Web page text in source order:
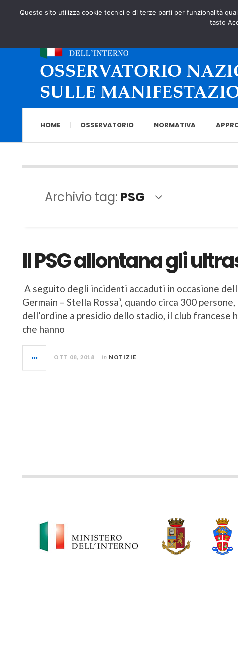
HOME OSSERVATORIO NORMATIVA
Archivio tag: PSG
Il PSG allontana gli
A seguito degli incidenti accaduti in occasione
Germain – Stella Rossa“, quando circa 300
dell’ordine a presidio dello stadio, il club francese
che hanno
OTT 08, 2018 in NOTIZIE
Questo sito utilizza cookie tecnici e di terze parti per funzionalità
tasto